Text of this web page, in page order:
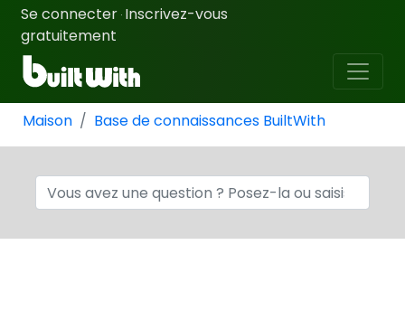
Se connecter · Inscrivez-vous
gratuitement
Maison Base de connaissances BuiltWith